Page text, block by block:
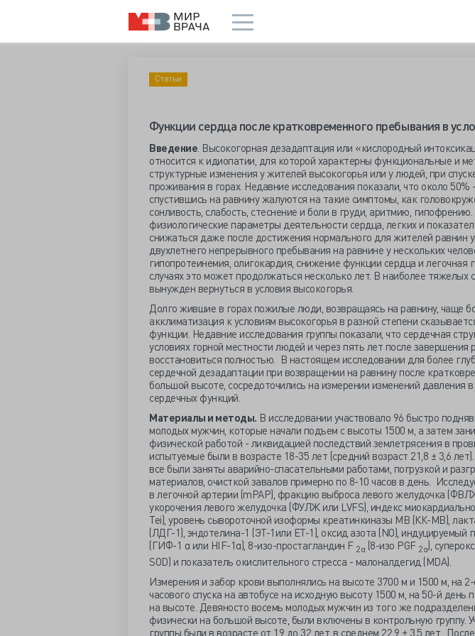
Статьи
Функции сердца после кратковременного пребывания в
Введение. Высокогорная дезадаптация или «кислородный
относится к идиопатии, для которой характерны функциональные и
структурные изменения у жителей высокогорья или у людей, при
проживания в горах. Недавние исследования показали, что около
спустившись на равнину жалуются на такие симптомы, как
сонливость, слабость, стеснение и боли в груди, аритмию,
физиологические параметры деятельности сердца, легких и
снижаться даже после достижения нормального для жителей равнин
двухлетнего непрерывного пребывания на равнине у нескольких
гипопротеинемия, олигокардия, снижение функции сердца и легочная
случаях это может продолжаться несколько лет. В наиболее тяжелых
вынужден вернуться в условия высокогорья.
Долго жившие в горах пожилые люди, возвращаясь на равнину, чаще
акклиматизация к условиям высокогорья в разной степени
функции. Недавние исследования группы показали, что сердечная
условиях горной местности людей и через пять лет после завершения
восстановиться полностью. В настоящем исследовании для более
сердечной дезадаптации при возвращении на равнину после
большой высоте, сосредоточились на измерении изменений давления
сердечных функций.
Материалы и методы. В исследовании участвовало 96 быстро
молодых мужчин, которые начали подъем с высоты 1500 м, а затем
физической работой - ликвидацией последствий землетрясения в
испытуемые были в возрасте 18-35 лет (средний возраст 21,8 ± 3,6
все были заняты аварийно-спасательными работами, погрузкой и
материалов, очисткой завалов примерно по 8-10 часов в день.
в легочной артерии (mPAP), фракцию выброса левого желудочка
укорочения левого желудочка (ФУЛЖ или LVFS), индекс
Tei), уровень сывороточной изоформы креатинкиназы MB (КК-MB),
(ЛДГ-1), эндотелина-1 (ЭТ-1или ЕТ-1), оксид азота (NO), индуцируемый
(ГИФ-1 α или HIF-1α), 8-изо-простагландин F 2α (8-изо PGF 2α),
SOD) и показатель окислительного стресса - малоналдегид (MDA).
Измерения и забор крови выполнялись на высоте 3700 м и 1500 м, на
часового спуска на автобусе на исходную высоту 1500 м, на 50-й день
на высоте. Девяносто восемь молодых мужчин из того же
физически на большой высоте, были включены в контрольную группу.
группы были в возрасте от 19 до 32 лет, в среднем 22,9 ± 3,5 лет.